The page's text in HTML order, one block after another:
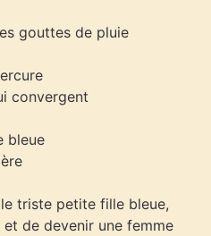
gouttes de pluie
convergent
bleue
triste petite fille bleue,
de devenir une femme